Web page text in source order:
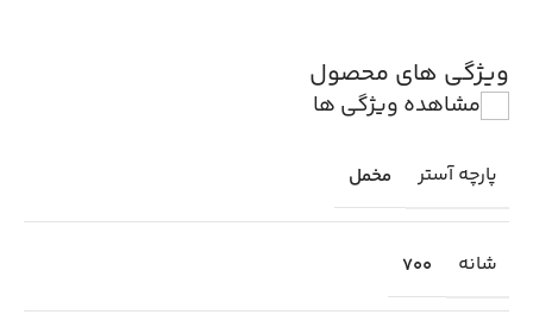
ویژگی های محصول
مشاهده ویژگی ها
پارچه آستر مخمل
شانه 700